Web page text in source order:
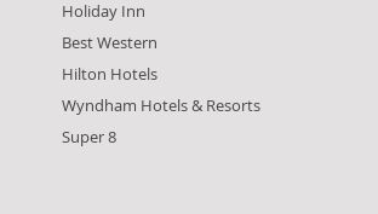
Holiday Inn
Best Western
Hilton Hotels
Wyndham Hotels & Resorts
Super 8